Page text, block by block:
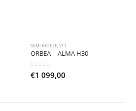
SEMI RIGIDE,VTT
ORBEA – ALMA H30
0sur 5
€1 099,00